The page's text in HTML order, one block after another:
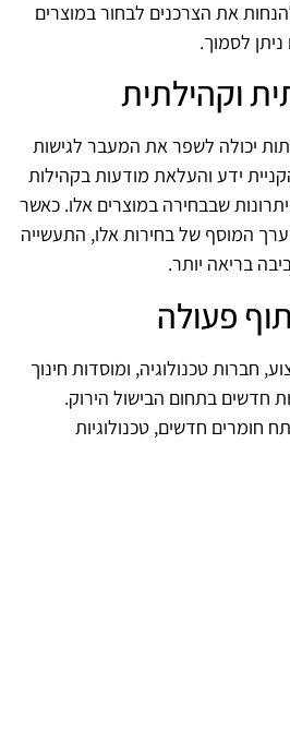
להנחות את הצרכנים לבחור במוצרים
לסמוך.
וקהילתית
יכולה לשפר את המעבר לגישות
ידע והעלאת מודעות בקהילות
שבבחירה במוצרים אלו. כאשר
המוסף של בחירות אלו, התעשייה
בריאה יותר.
פעולה
חברות טכנולוגיה, ומוסדות חינוך
חדשים בתחום הבישול הירוק.
חומרים חדשים, טכנולוגיות